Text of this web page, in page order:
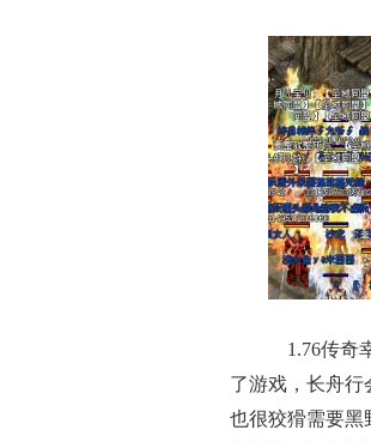
1.76传奇
了游戏，长舟
也很狡猾需要黑